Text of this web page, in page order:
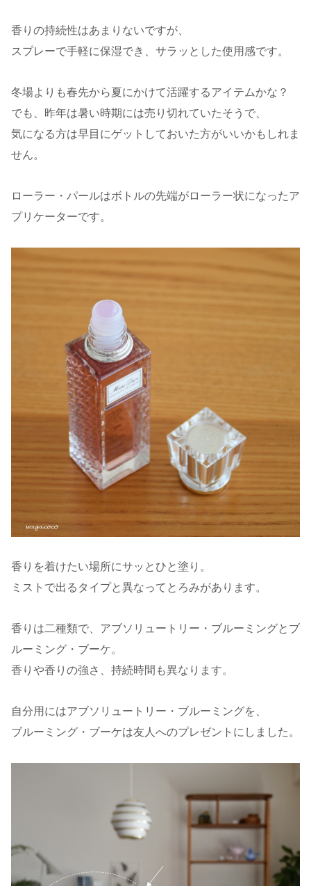
香りの持続性はあまりないですが、
スプレーで手軽に保湿でき、サラッとした使用感です。
冬場よりも春先から夏にかけて活躍するアイテムかな？
でも、昨年は暑い時期には売り切れていたそうで、
気になる方は早目にゲットしておいた方がいいかもしれま
せん。
ローラー・パールはボトルの先端がローラー状になったア
プリケーターです。
香りを着けたい場所にサッとひと塗り。
ミストで出るタイプと異なってとろみがあります。
香りは二種類で、アブソリュートリー・ブルーミングとブ
ルーミング・ブーケ。
香りや香りの強さ、持続時間も異なります。
自分用にはアブソリュートリー・ブルーミングを、
ブルーミング・ブーケは友人へのプレゼントにしました。